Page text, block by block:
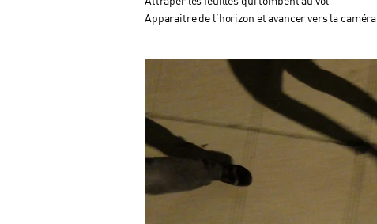
Apparaitre de l’horizon et avancer vers la caméra